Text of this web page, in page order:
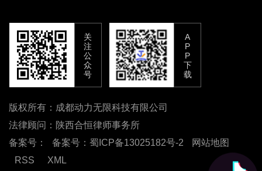
关
注
公
众
号
A
P
P
下
载
版权所有：成都动力无限科技有限公司
法律顾问：陕西合恒律师事务所
备案号：
备案号：蜀ICP备13025182号-2
网站地图
RSS
XML